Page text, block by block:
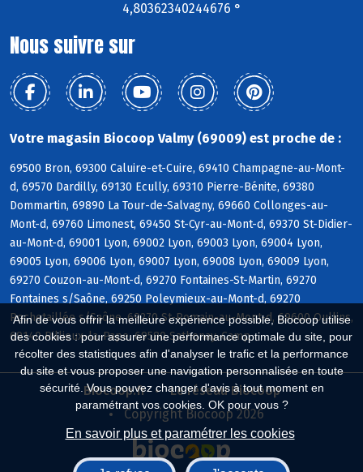
Afin de vous offrir la meilleure expérience possible, Biocoop utilise
des cookies : pour assurer une performance optimale du site, pour
récolter des statistiques afin d'analyser le trafic et la performance
du site et vous proposer une navigation personnalisée en toute
sécurité. Vous pouvez changer d'avis à tout moment en
paramétrant vos cookies. OK pour vous ?
En savoir plus et paramétrer les cookies
4,80362340244676 °
Nous suivre sur
Votre magasin Biocoop Valmy (69009) est proche de :
69500 Bron, 69300 Caluire-et-Cuire, 69410 Champagne-au-Mont-
d, 69570 Dardilly, 69130 Ecully, 69310 Pierre-Bénite, 69380
Dommartin, 69890 La Tour-de-Salvagny, 69660 Collonges-au-
Mont-d, 69760 Limonest, 69450 St-Cyr-au-Mont-d, 69370 St-Didier-
au-Mont-d, 69001 Lyon, 69002 Lyon, 69003 Lyon, 69004 Lyon,
69005 Lyon, 69006 Lyon, 69007 Lyon, 69008 Lyon, 69009 Lyon,
69270 Couzon-au-Mont-d, 69270 Fontaines-St-Martin, 69270
Fontaines s/Saône, 69250 Poleymieux-au-Mont-d, 69270
Rochetaillée s/Saône, 69270 St-Romain-au-Mont-d, 69600 Oullins,
69140 Rillieux-la-Pape, 69580 Sathonay-Camp
Biocoop.fr
Le réseau Biocoop
Copyright Biocoop 2026